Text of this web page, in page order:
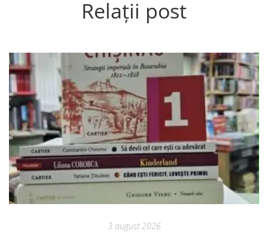
Relații post
3 august 2026